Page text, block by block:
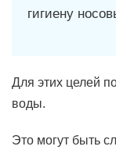
гигиену
Для этих целей
воды.
Это могут быть